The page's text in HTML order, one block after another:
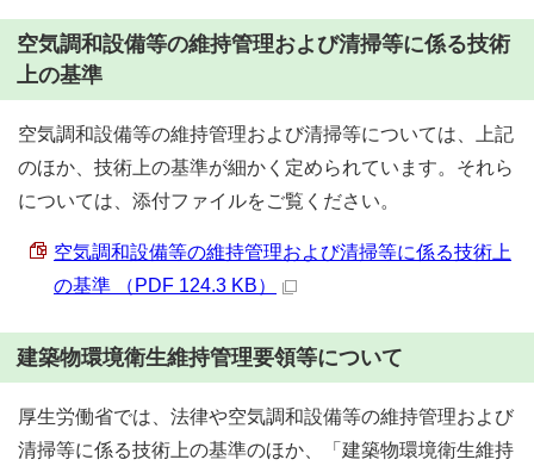
空気調和設備等の維持管理および清掃等に係る技術
上の基準
空気調和設備等の維持管理および清掃等については、上記
のほか、技術上の基準が細かく定められています。それら
については、添付ファイルをご覧ください。
空気調和設備等の維持管理および清掃等に係る技術上
の基準 （PDF 124.3 KB）
建築物環境衛生維持管理要領等について
厚生労働省では、法律や空気調和設備等の維持管理および
清掃等に係る技術上の基準のほか、「建築物環境衛生維持